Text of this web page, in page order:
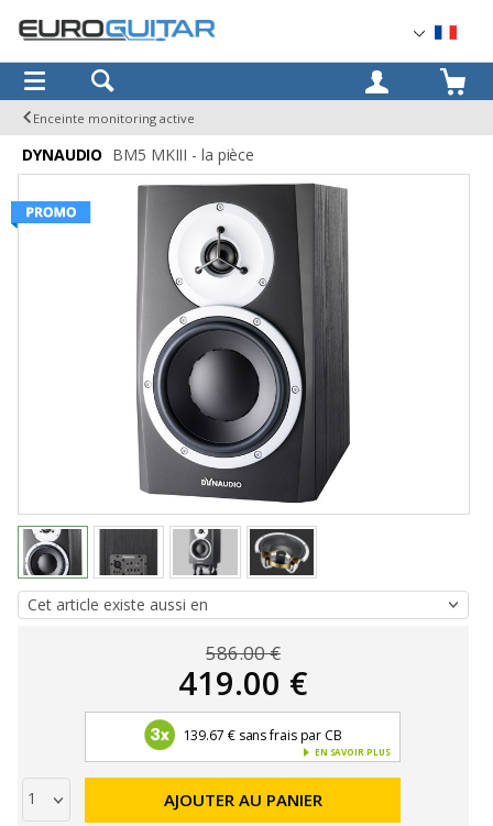
OK
Enceinte monitoring active
DYNAUDIO BM5 MKIII - la pièce
586.00 €
419.00 €
139.67 € sans frais par CB
EN SAVOIR PLUS
AJOUTER AU PANIER